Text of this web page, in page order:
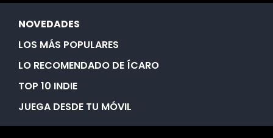
NOVEDADES
LOS MÁS POPULARES
LO RECOMENDADO DE ÍCARO
TOP 10 INDIE
JUEGA DESDE TU MÓVIL